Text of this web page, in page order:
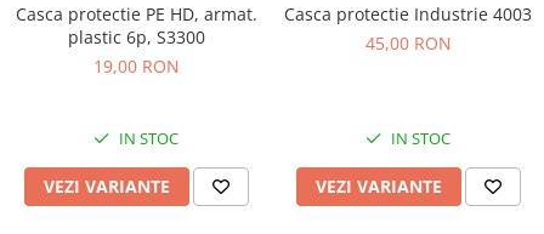
Casca protectie PE HD, armat.
plastic 6p, S3300
19,00 RON
IN STOC
VEZI VARIANTE
Casca protectie Industrie 4003
45,00 RON
IN STOC
VEZI VARIANTE